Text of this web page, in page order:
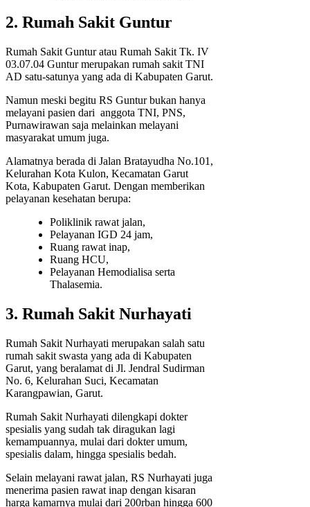
2. Rumah Sakit Guntur
Rumah Sakit Guntur atau Rumah Sakit Tk. IV
03.07.04 Guntur merupakan rumah sakit TNI
AD satu-satunya yang ada di Kabupaten Garut.
Namun meski begitu RS Guntur bukan hanya
melayani pasien dari anggota TNI, PNS,
Purnawirawan saja melainkan melayani
masyarakat umum juga.
Alamatnya berada di Jalan Bratayudha No.101,
Kelurahan Kota Kulon, Kecamatan Garut
Kota, Kabupaten Garut. Dengan memberikan
pelayanan kesehatan berupa:
Poliklinik rawat jalan,
Pelayanan IGD 24 jam,
Ruang rawat inap,
Ruang HCU,
Pelayanan Hemodialisa serta
Thalasemia.
3. Rumah Sakit Nurhayati
Rumah Sakit Nurhayati merupakan salah satu
rumah sakit swasta yang ada di Kabupaten
Garut, yang beralamat di Jl. Jendral Sudirman
No. 6, Kelurahan Suci, Kecamatan
Karangpawian, Garut.
Rumah Sakit Nurhayati dilengkapi dokter
spesialis yang sudah tak diragukan lagi
kemampuannya, mulai dari dokter umum,
spesialis dalam, hingga spesialis bedah.
Selain melayani rawat jalan, RS Nurhayati juga
menerima pasien rawat inap dengan kisaran
harga kamarnya mulai dari 200rban hingga 600